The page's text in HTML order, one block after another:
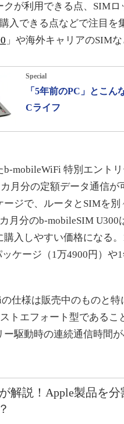
クが利用できる点、SIM
入できる点などで注目を
」や海外キャリアのSIM
Special
「5年前のPC」とこ
Cライフ
mobileWiFi 特別エント
月分の定額データ通信が
ージで、ルータとSIMを
月分のb-mobileSIM
購入しやすい価格になる
ケージ（1万4900円）や
仕様は販売中のものと
トエフォート型である
ー駆動時の連続通信時間
解説！Apple製品を